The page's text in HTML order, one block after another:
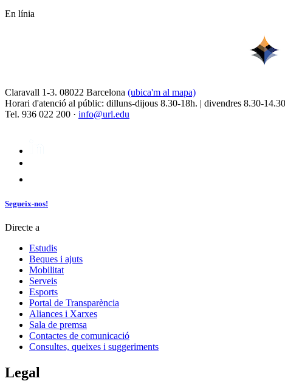
En línia
Claravall 1-3. 08022 Barcelona (ubica'm al mapa)
Horari d'atenció al públic: dilluns-dijous 8.30-18h. | divendres 8.30-
Tel. 936 022 200 · info@url.edu
Segueix-nos!
Directe a
Estudis
Beques i ajuts
Mobilitat
Serveis
Esports
Portal de Transparència
Aliances i Xarxes
Sala de premsa
Contactes de comunicació
Consultes, queixes i suggeriments
Legal